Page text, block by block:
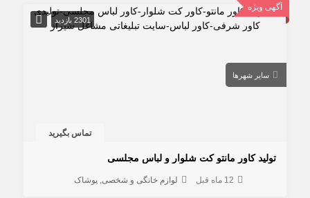
آگهی ویژه
2301 بازدید
سایر شهرها
تماس بگیرید
تولید کاور مانتو کت شلوار و لباس مجلسی
12 ماه قبل لوازم خانگی و شخصی پوشاک